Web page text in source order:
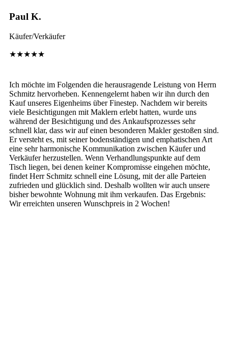
Paul K.
Käufer/Verkäufer
★★★★★
Ich möchte im Folgenden die herausragende Leistung von Herrn
Schmitz hervorheben. Kennengelernt haben wir ihn durch den
Kauf unseres Eigenheims über Finestep. Nachdem wir bereits
viele Besichtigungen mit Maklern erlebt hatten, wurde uns
während der Besichtigung und des Ankaufsprozesses sehr
schnell klar, dass wir auf einen besonderen Makler gestoßen sind.
Er versteht es, mit seiner bodenständigen und emphatischen Art
eine sehr harmonische Kommunikation zwischen Käufer und
Verkäufer herzustellen. Wenn Verhandlungspunkte auf dem
Tisch liegen, bei denen keiner Kompromisse eingehen möchte,
findet Herr Schmitz schnell eine Lösung, mit der alle Parteien
zufrieden und glücklich sind. Deshalb wollten wir auch unsere
bisher bewohnte Wohnung mit ihm verkaufen. Das Ergebnis:
Wir erreichten unseren Wunschpreis in 2 Wochen!